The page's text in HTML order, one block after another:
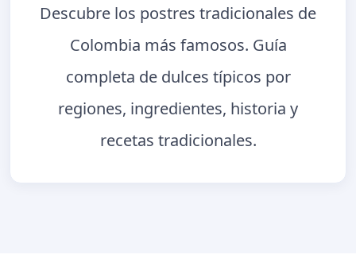
Descubre los postres tradicionales de
Colombia más famosos. Guía
completa de dulces típicos por
regiones, ingredientes, historia y
recetas tradicionales.